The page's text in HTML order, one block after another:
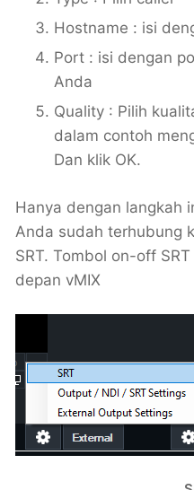
Hostname : isi
Port : isi dengan
Anda
Quality : Pilih
dalam contoh
Dan klik OK.
Hanya dengan langkah
Anda sudah terhubung
SRT. Tombol on-off
depan vMIX